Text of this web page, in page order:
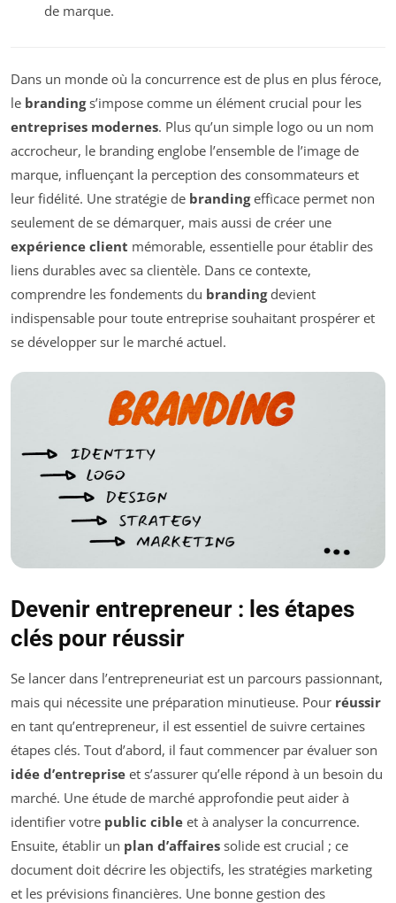
de marque.
Dans un monde où la concurrence est de plus en plus féroce,
le brandings’impose comme un élément crucial pour les
entreprises modernes. Plus qu’un simple logo ou un nom
accrocheur, le branding englobe l’ensemble de l’image de
marque, influençant la perception des consommateurs et
leur fidélité. Une stratégie de brandingefficace permet non
seulement de se démarquer, mais aussi de créer une
expérience client mémorable, essentielle pour établir des
liens durables avec sa clientèle. Dans ce contexte,
comprendre les fondements du brandingdevient
indispensable pour toute entreprise souhaitant prospérer et
se développer sur le marché actuel.
Devenir entrepreneur : les étapes
clés pour réussir
Se lancer dans l’entrepreneuriat est un parcours passionnant,
mais qui nécessite une préparation minutieuse. Pour réussir
en tant qu’entrepreneur, il est essentiel de suivre certaines
étapes clés. Tout d’abord, il faut commencer par évaluer son
idée d’entreprise et s’assurer qu’elle répond à un besoin du
marché. Une étude de marché approfondie peut aider à
identifier votre public cible et à analyser la concurrence.
Ensuite, établir un plan d’affaires solide est crucial ; ce
document doit décrire les objectifs, les stratégies marketing
et les prévisions financières. Une bonne gestion des